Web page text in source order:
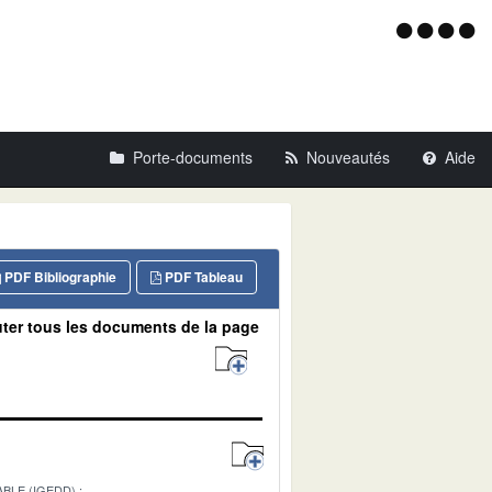
Menu
Porte-documents Nouveautés Aide
PDF Tableau
PDF Bibliographie
tous les documents de la page